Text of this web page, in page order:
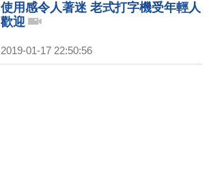
使用感令人著迷 老式打字機受年輕人
歡迎
2019-01-17 22:50:56